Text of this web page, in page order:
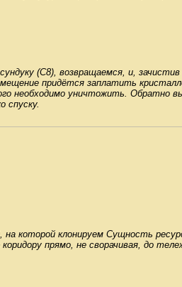
(C8), возвращаемся, и,
придётся заплатить
необходимо уничтожить. Обратно
спуску.
которой клонируем Сущность
прямо, не сворачивая, до